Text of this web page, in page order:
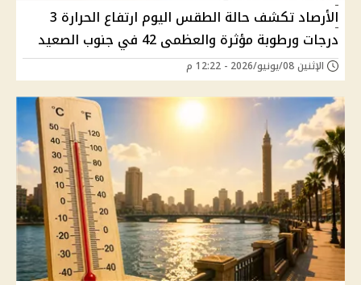
الأرصاد تكشف حالة الطقس اليوم ارتفاع الحرارة 3
درجات ورطوبة مؤثرة والعظمى 42 في جنوب الصعيد
الإثنين 08/يونيو/2026 - 12:22 م